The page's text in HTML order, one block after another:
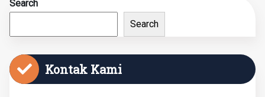
Search
Search
Kontak Kami